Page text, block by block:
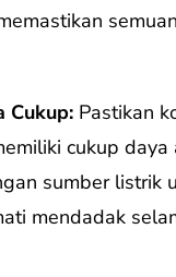
Cukup: Pastikan
cukup daya
sumber listrik
mendadak